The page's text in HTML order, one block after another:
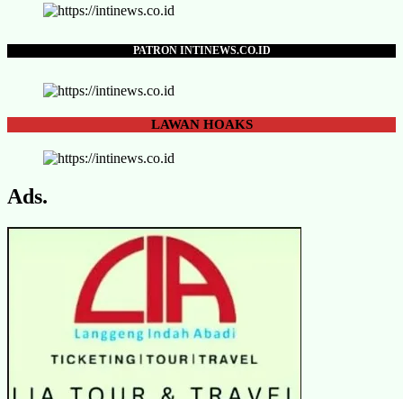
PATRON INTINEWS.CO.ID
LAWANHOAKS
Ads.